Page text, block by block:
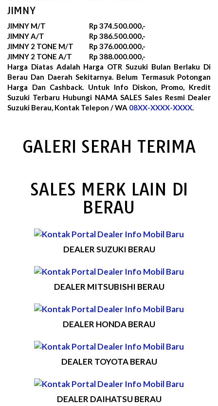
JIMNY
JIMNY M/T
Rp 374.500.000,-
JIMNY A/T
Rp 386.500.000,-
JIMNY 2 TONE M/T
Rp 376.000.000,-
JIMNY 2 TONE A/T
Rp 388.000.000,-
Harga Diatas Adalah Harga OTR Suzuki Bulan Berlaku Di
Berau Dan Daerah Sekitarnya. Belum Termasuk Potongan
Harga Dan Cashback. Untuk Info Diskon, Promo, Kredit
Suzuki Terbaru Hubungi NAMA SALES Sales Resmi Dealer
Suzuki Berau, Kontak Telepon / WA 08XX-XXXX-XXXX.
GALERI SERAH TERIMA
SALES MERK LAIN DI
BERAU
DEALER SUZUKI BERAU
DEALER MITSUBISHI BERAU
DEALER HONDA BERAU
DEALER TOYOTA BERAU
DEALER DAIHATSU BERAU